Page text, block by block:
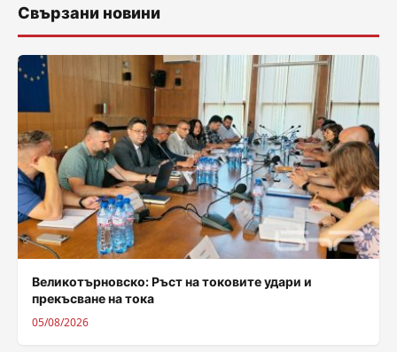
Свързани новини
Великотърновско: Ръст на токовите удари и
прекъсване на тока
05/08/2026